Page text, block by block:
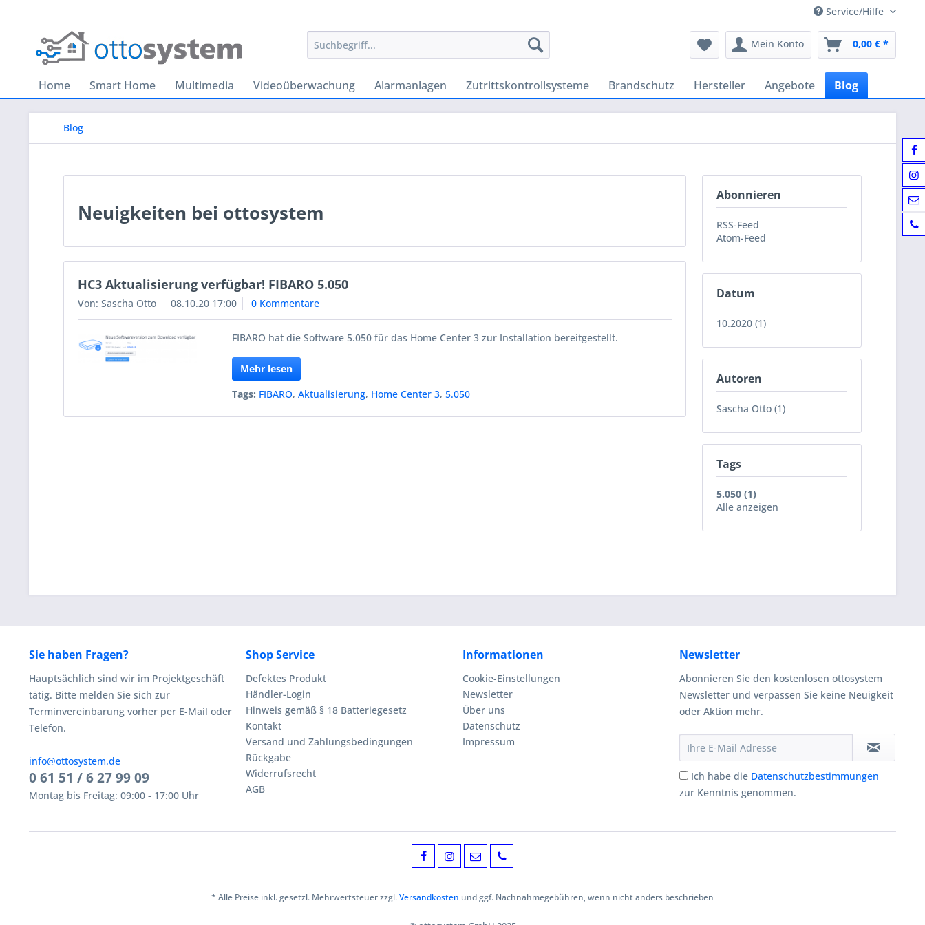
Service/Hilfe
Mein Konto 0,00 € *
Home Smart Home Multimedia Videoüberwachung Alarmanlagen Zutrittskontrollsysteme Brandschutz Hersteller Angebote Blog
Blog
Abonnieren
RSS-Feed
Atom-Feed
Datum
10.2020 (1)
Autoren
Sascha Otto (1)
Tags
5.050 (1)
Alle anzeigen
Neuigkeiten bei ottosystem
HC3 Aktualisierung verfügbar! FIBARO 5.050
Von: Sascha Otto 08.10.20 17:00 0 Kommentare
FIBARO hat die Software 5.050 für das Home Center 3 zur Installation bereitgestellt.
Mehr lesen
Tags: FIBARO,Aktualisierung, Home Center 3,5.050
Sie haben Fragen?
Hauptsächlich sind wir im Projektgeschäft
tätig. Bitte melden Sie sich zur
Terminvereinbarung vorher per E-Mail oder
Telefon.
info@ottosystem.de
0 61 51 / 6 27 99 09
Montag bis Freitag: 09:00 - 17:00 Uhr
Shop Service
Defektes Produkt
Händler-Login
Hinweis gemäß § 18 Batteriegesetz
Kontakt
Versand und Zahlungsbedingungen
Rückgabe
Widerrufsrecht
AGB
Informationen
Cookie-Einstellungen
Newsletter
Über uns
Datenschutz
Impressum
Newsletter
Abonnieren Sie den kostenlosen ottosystem
Newsletter und verpassen Sie keine Neuigkeit
oder Aktion mehr.
Ich habe die Datenschutzbestimmungen
zur Kenntnis genommen.
* Alle Preise inkl. gesetzl. Mehrwertsteuer zzgl.Versandkosten und ggf. Nachnahmegebühren, wenn nicht anders beschrieben